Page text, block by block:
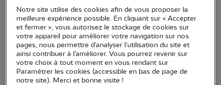
Notre site utilise des cookies afin de vous proposer la
meilleure expérience possible. En cliquant sur « Accepter
et fermer », vous autorisez le stockage de cookies sur
votre appareil pour améliorer votre navigation sur nos
pages, nous permettre d’analyser l’utilisation du site et
ainsi contribuer à l’améliorer. Vous pourrez revenir sur
votre choix à tout moment en vous rendant sur
Paramétrer les cookies (accessible en bas de page de
notre site). Merci et bonne visite !